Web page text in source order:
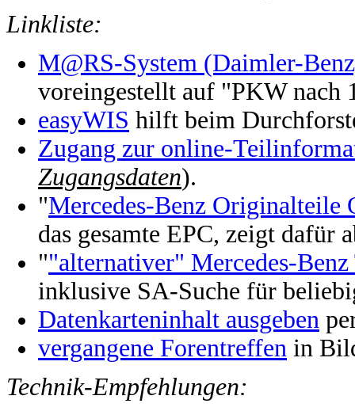
Linkliste:
M@RS-System (Daimler-
voreingestellt auf "PKW nach
easyWIS hilft beim
Zugang zur online-
Zugangsdaten).
"Mercedes-Benz Originalteile
das gesamte EPC, zeigt dafür
""alternativer" Mercedes-
inklusive SA-Suche für
Datenkarteninhalt ausgeben
vergangene Forentreffen in
Technik-Empfehlungen: